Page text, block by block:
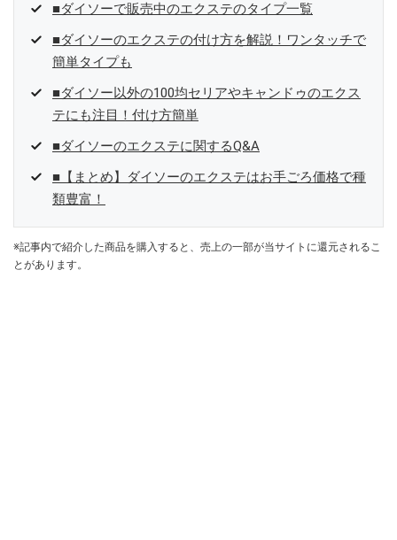
■ダイソーで販売中のエクステのタイプ一覧
■ダイソーのエクステの付け方を解説！ワンタッチで
簡単タイプも
■ダイソー以外の100均セリアやキャンドゥのエクス
テにも注目！付け方簡単
■ダイソーのエクステに関するQ&A
■【まとめ】ダイソーのエクステはお手ごろ価格で種
類豊富！
※記事内で紹介した商品を購入すると、売上の一部が当サイトに還元されるこ
とがあります。